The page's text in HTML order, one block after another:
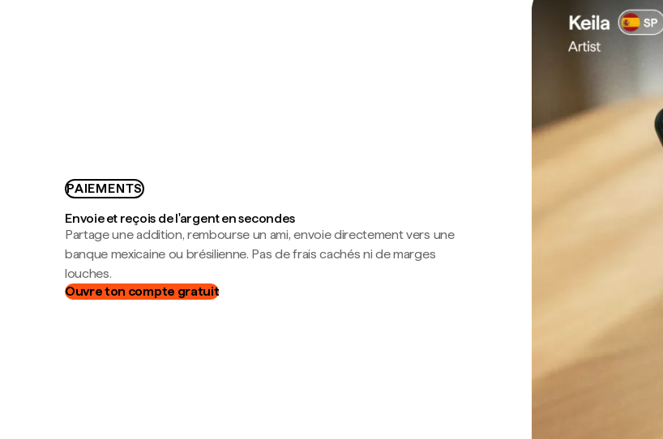
PAIEMENTS
Envoie et reçois de l'argent en secondes
Partage une addition, rembourse un ami, envoie directement vers une
banque mexicaine ou brésilienne. Pas de frais cachés ni de marges
louches.
Ouvre ton compte gratuit